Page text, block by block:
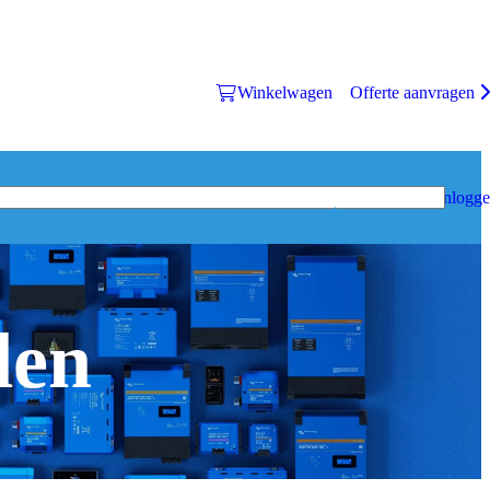
Winkelwagen Offerte aanvragen